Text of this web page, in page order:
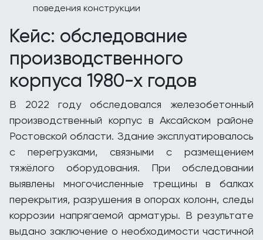
поведения конструкции
Кейс: обследование
производственного
корпуса 1980-х годов
В 2022 году обследовался железобетонный
производственный корпус в Аксайском районе
Ростовской области. Здание эксплуатировалось
с перегрузками, связными с размещением
тяжёлого оборудования. При обследовании
выявлены многочисленные трещины в балках
перекрытия, разрушения в опорах колонн, следы
коррозии напрягаемой арматуры. В результате
выдано заключение о необходимости частичной